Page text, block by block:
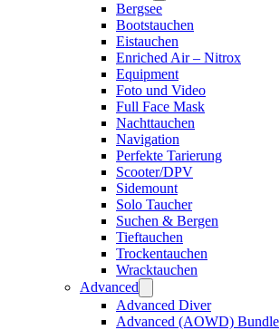
Bergsee
Bootstauchen
Eistauchen
Enriched Air – Nitrox
Equipment
Foto und Video
Full Face Mask
Nachttauchen
Navigation
Perfekte Tarierung
Scooter/DPV
Sidemount
Solo Taucher
Suchen & Bergen
Tieftauchen
Trockentauchen
Wracktauchen
Advanced
Advanced Diver
Advanced (AOWD) Bundle